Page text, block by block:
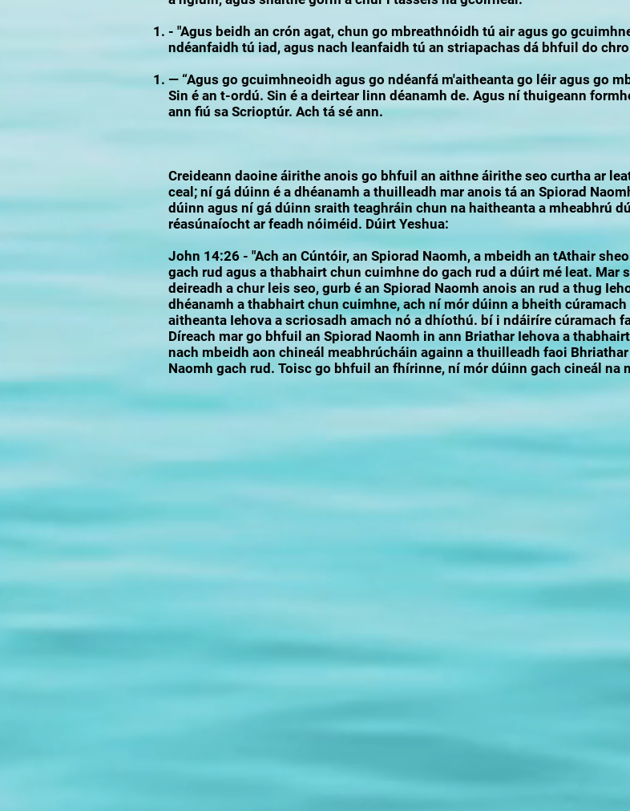
- "Agus beidh an crón agat, chun go mbreathnóidh tú air agus go
ndéanfaidh tú iad, agus nach leanfaidh tú an striapachas dá bhfuil do
— “Agus go gcuimhneoidh agus go ndéanfá m'aitheanta go léir agus go
Sin é an t-ordú. Sin é a deirtear linn déanamh de. Agus ní thuigeann
ann fiú sa Scrioptúr. Ach tá sé ann.
Creideann daoine áirithe anois go bhfuil an aithne áirithe seo curtha ar
ceal; ní gá dúinn é a dhéanamh a thuilleadh mar anois tá an Spiorad
dúinn agus ní gá dúinn sraith teaghráin chun na haitheanta a mheabhrú
réasúnaíocht ar feadh nóiméid. Dúirt Yeshua:
John 14:26 - "Ach an Cúntóir, an Spiorad Naomh, a mbeidh an tAthair
gach rud agus a thabhairt chun cuimhne do gach rud a dúirt mé leat. Mar
deireadh a chur leis seo, gurb é an Spiorad Naomh anois an rud a thug
dhéanamh a thabhairt chun cuimhne, ach ní mór dúinn a bheith
aitheanta Iehova a scriosadh amach nó a dhíothú. bí i ndáiríre cúramach
Díreach mar go bhfuil an Spiorad Naomh in ann Briathar Iehova a
nach mbeidh aon chineál meabhrúcháin againn a thuilleadh faoi
Naomh gach rud. Toisc go bhfuil an fhírinne, ní mór dúinn gach cineál na